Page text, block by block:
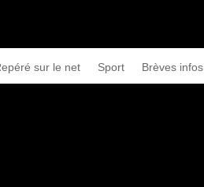
sur le net Sport Brèves infos